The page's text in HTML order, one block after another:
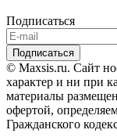
Подписаться
© Maxsis.ru. Сайт
характер и ни при
материалы
офертой,
Гражданского